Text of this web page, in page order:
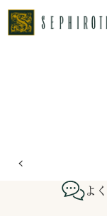
ホーム
よ